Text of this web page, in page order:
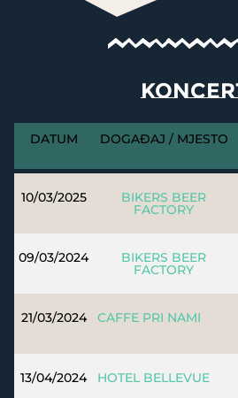
DATUM DOGAĐAJ / MJESTO
10/03/2025 BIKERS BEER
FACTORY
09/03/2024 BIKERS BEER
FACTORY
21/03/2024 CAFFE PRI NAMI
13/04/2024 HOTEL BELLEVUE